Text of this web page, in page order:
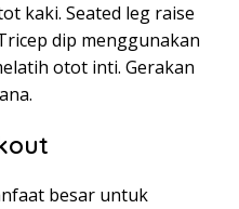
kaki. Seated leg raise
dip menggunakan
otot inti. Gerakan
besar untuk